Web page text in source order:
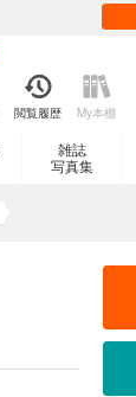
閲覧履歴 My本棚
雑誌
写真集